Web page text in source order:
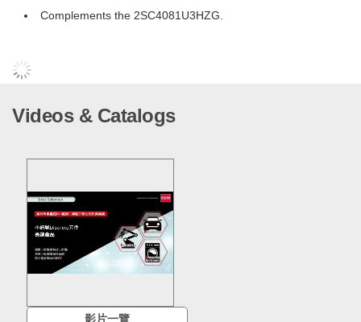
Complements the 2SC4081U3HZG.
Videos & Catalogs
影片一覽